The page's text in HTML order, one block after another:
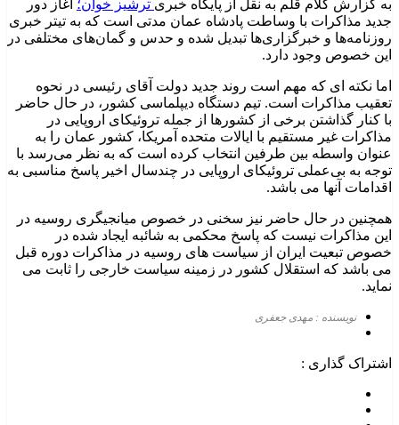
به گزارش کلام قلم به نقل از پایگاه خبری ترشیز خوان؛ آغاز دور
جدید مذاکرات با وساطت پادشاه عمان مدتی است که به تیتر خبری
روزنامه‌ها و خبرگزاری‌ها تبدیل شده و حدس و گمان‌های مختلفی در
این خصوص وجود دارد.
اما نکته ای که مهم است روند جدید دولت آقای رئیسی در نحوه
تعقیب مذاکرات است. تیم دستگاه دیپلماسی کشور، در حال حاضر
با کنار گذاشتن برخی از کشورها از جمله تروئیکای اروپایی در
مذاکرات غیر مستقیم با ایالات متحده آمریکا، کشور عمان را به
عنوان واسطه بین طرفین انتخاب کرده است که به نظر می‌رسد با
توجه به بی‌عملی تروئیکای اروپایی در چندسال اخیر پاسخ مناسبی به
اقدامات آنها می باشد.
همچنین در حال حاضر نیز سخنی در خصوص میانجیگری روسیه در
این مذاکرات نیست که پاسخ محکمی به شائبه ایجاد شده در
خصوص تبعیت ایران از سیاست های روسیه در مذاکرات دوره قبل
می باشد که استقلال کشور در زمینه سیاست خارجی را ثابت می
نماید.
نویسنده : مهدی جعفری
اشتراک گذاری :